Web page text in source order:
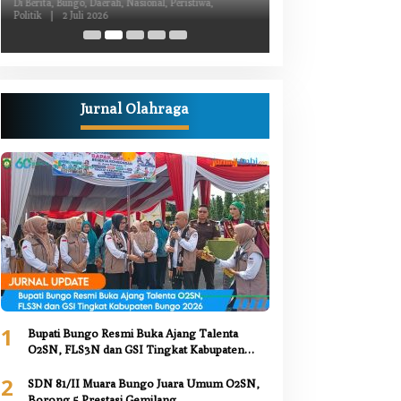
Jurnal Olahraga
1
Bupati Bungo Resmi Buka Ajang Talenta
O2SN, FLS3N dan GSI Tingkat Kabupaten
2
SDN 81/II Muara Bungo Juara Umum O2SN,